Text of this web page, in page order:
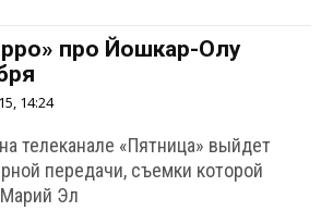
про Йошкар-Олу
14:24
телеканале «Пятница» выйдет
передачи, съемки которой
Эл